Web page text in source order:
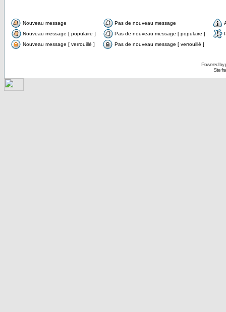
Nouveau message Pas de nouveau message
Nouveau message [ populaire ]
Pas de nouveau message [ populaire ]
Nouveau message [ verrouillé ]
Pas de nouveau message [ verrouillé ]
Powered by
Site